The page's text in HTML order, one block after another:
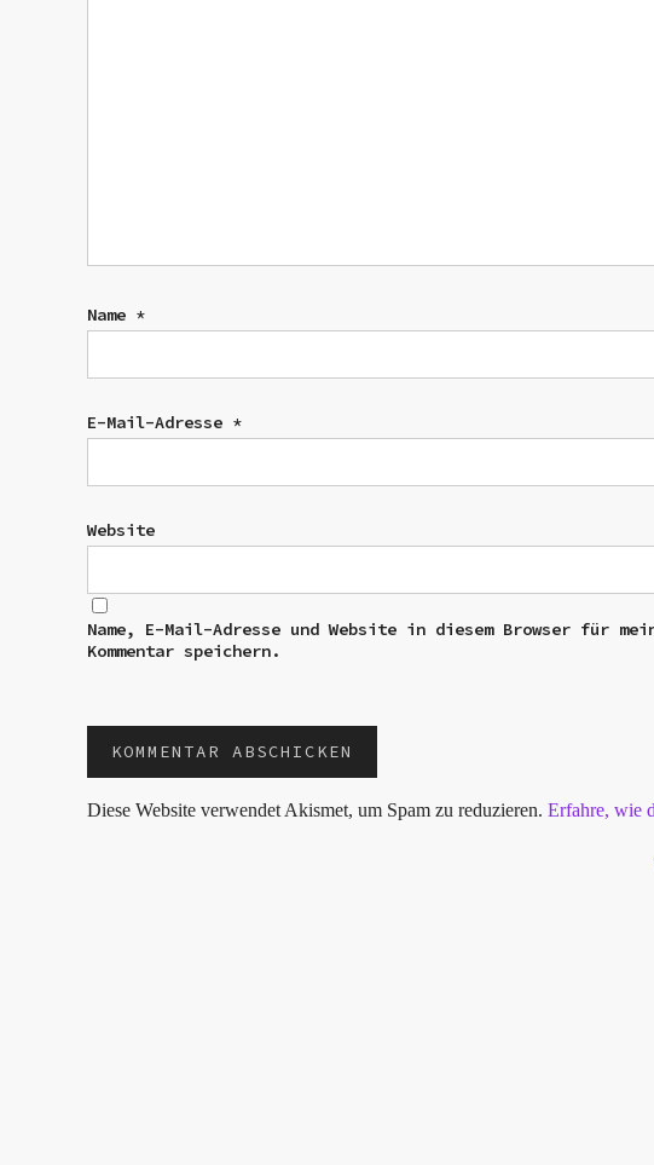
Name *
E-Mail-Adresse *
Website
Name, E-Mail-Adresse und Website in diesem Browser für
Kommentar speichern.
Diese Website verwendet Akismet, um Spam zu reduzieren. Erfahre, wie